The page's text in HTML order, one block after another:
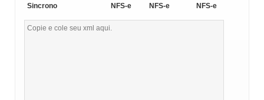
Sincrono
NFS-e
NFS-e
NFS-e